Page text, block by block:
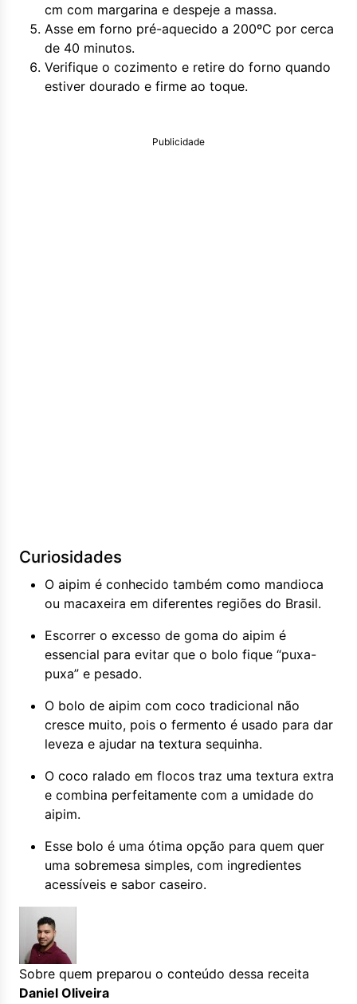
cm com margarina e despeje a massa.
Asse em forno pré-aquecido a 200ºC por cerca
de 40 minutos.
Verifique o cozimento e retire do forno quando
estiver dourado e firme ao toque.
Publicidade
Curiosidades
O aipim é conhecido também como mandioca
ou macaxeira em diferentes regiões do Brasil.
Escorrer o excesso de goma do aipim é
essencial para evitar que o bolo fique “puxa-
puxa” e pesado.
O bolo de aipim com coco tradicional não
cresce muito, pois o fermento é usado para dar
leveza e ajudar na textura sequinha.
O coco ralado em flocos traz uma textura extra
e combina perfeitamente com a umidade do
aipim.
Esse bolo é uma ótima opção para quem quer
uma sobremesa simples, com ingredientes
acessíveis e sabor caseiro.
Sobre quem preparou o conteúdo dessa receita
Daniel Oliveira